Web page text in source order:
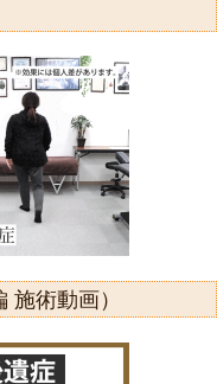
術動画）